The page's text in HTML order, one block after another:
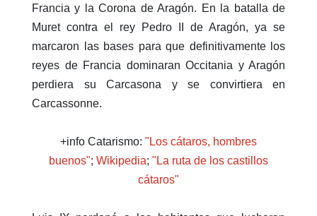
Francia y la Corona de Aragón. En la batalla de
Muret contra el rey Pedro II de Aragón, ya se
marcaron las bases para que definitivamente los
reyes de Francia dominaran Occitania y Aragón
perdiera su Carcasona y se convirtiera en
Carcassonne.
+info Catarismo: "Los cátaros, hombres
buenos"; Wikipedia; "La ruta de los castillos
cátaros"